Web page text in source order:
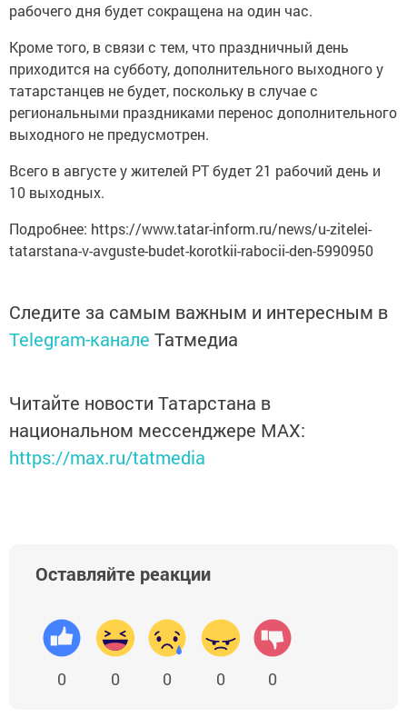
рабочего дня будет сокращена на один час.
Кроме того, в связи с тем, что праздничный день
приходится на субботу, дополнительного выходного у
татарстанцев не будет, поскольку в случае с
региональными праздниками перенос дополнительного
выходного не предусмотрен.
Всего в августе у жителей РТ будет 21 рабочий день и
10 выходных.
Подробнее: https://www.tatar-inform.ru/news/u-zitelei-
tatarstana-v-avguste-budet-korotkii-rabocii-den-5990950
Следите за самым важным и интересным в
Telegram-канале Татмедиа
Читайте новости Татарстана в
национальном мессенджере MАХ:
https://max.ru/tatmedia
Оставляйте реакции
0 0 0 0 0